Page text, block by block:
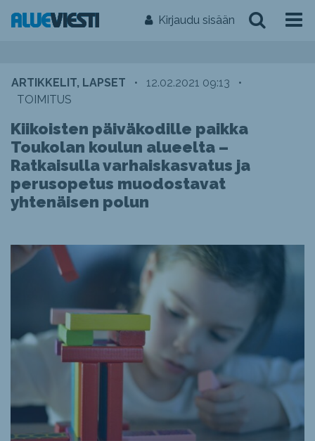
Kirjaudu sisään
ARTIKKELIT, LAPSET • 12.02.2021 09:13
•
TOIMITUS
Kiikoisten päiväkodille paikka
Toukolan koulun alueelta –
Ratkaisulla varhaiskasvatus ja
perusopetus muodostavat
yhtenäisen polun